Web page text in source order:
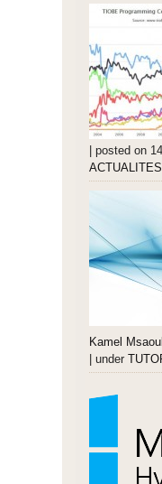
posted on
ACTUALITES
Kamel
under